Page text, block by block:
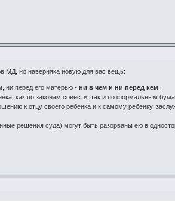
МД, но наверняка новую для вас вещь:
ни перед его матерью - ни в чем и ни перед кем;
как по законам совести, так и по формальным
к отцу своего ребенка и к самому ребенку,
решения суда) могут быть разорваны ею в